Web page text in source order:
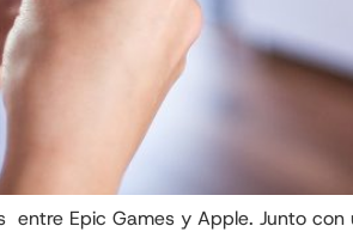
Epic Games y Apple. Junto